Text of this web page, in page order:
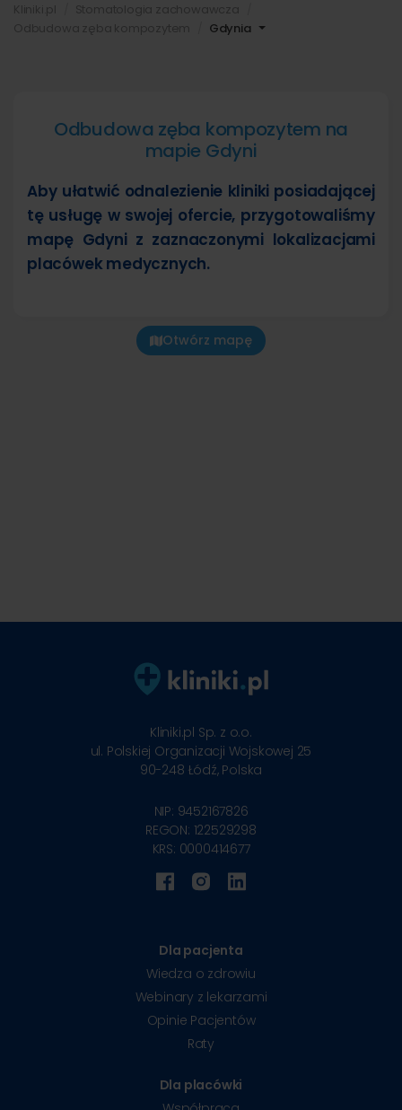
Gdynia
Odbudowa zęba kompozytem na
mapie Gdyni
Aby ułatwić odnalezienie kliniki posiadającej
tę usługę w swojej ofercie, przygotowaliśmy
mapę Gdyni z zaznaczonymi lokalizacjami
placówek medycznych.
Otwórz mapę
Kliniki.pl Sp. z o.o.
ul. Polskiej Organizacji Wojskowej 25
90-248 Łódź, Polska
NIP: 9452167826
REGON: 122529298
KRS: 0000414677
Dla pacjenta
Wiedza o zdrowiu
Webinary z lekarzami
Opinie Pacjentów
Raty
Dla placówki